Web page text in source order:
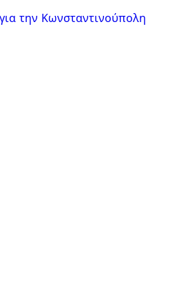
την Κωνσταντινούπολη